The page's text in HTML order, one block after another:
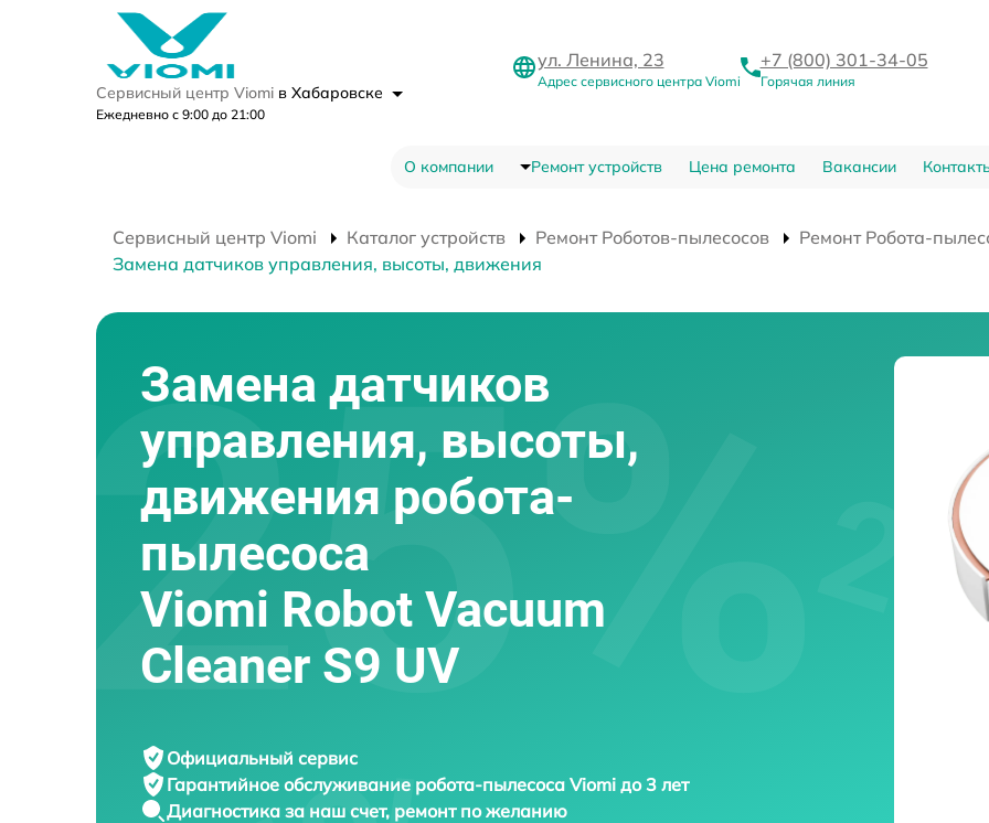
Сервисный центр Viomi в Хабаровске
Ежедневно с 9:00 до 21:00
ул. Ленина, 23
Адрес сервисного центра Viomi
+7 (800) 301-34-05
Горячая линия
О компании Ремонт устройств Цена ремонта Вакансии
Сервисный центр Viomi Каталог устройств Ремонт Роботов-пылесосов
Ремонт Робота-
Замена датчиков управления, высоты, движения
Замена датчиков
управления, высоты,
движения робота-
пылесоса
Viomi Robot Vacuum
Cleaner S9 UV
Официальный сервис
Гарантийное обслуживание робота-пылесоса Viomi до 3 лет
Диагностика за наш счет, ремонт по желанию